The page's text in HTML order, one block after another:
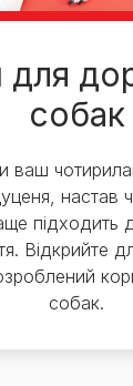
собак
ваш
настав
підходить
Відкрийте
собак.